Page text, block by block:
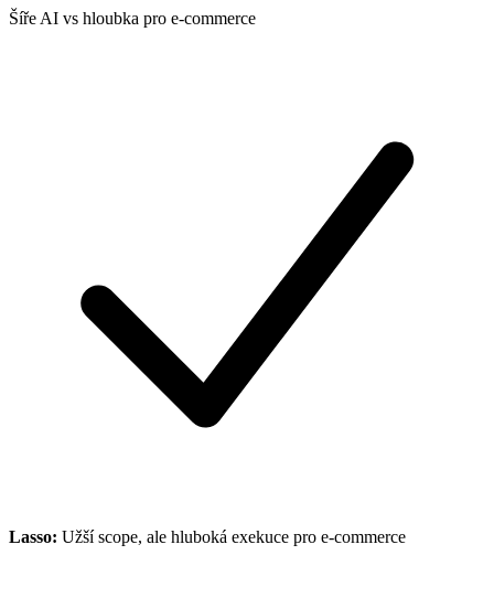
Šíře AI vs hloubka pro e-commerce
Lasso: Užší scope, ale hluboká exekuce pro e-commerce